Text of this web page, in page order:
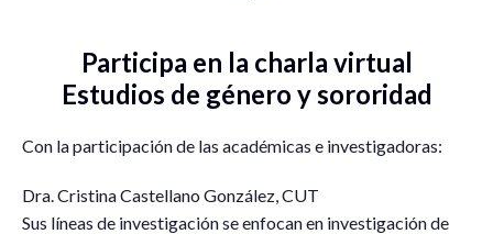
Participa en la charla virtual
Estudios de género y sororidad
Con la participación de las académicas e investigadoras:
Dra. Cristina Castellano González, CUT
Sus líneas de investigación se enfocan en investigación de